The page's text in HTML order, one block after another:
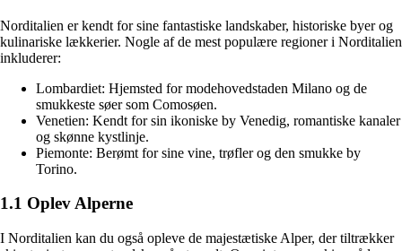
Norditalien er kendt for sine fantastiske landskaber, historiske byer og
kulinariske lækkerier. Nogle af de mest populære regioner i Norditalien
inkluderer:
Lombardiet: Hjemsted for modehovedstaden Milano og de
smukkeste søer som Comosøen.
Venetien: Kendt for sin ikoniske by Venedig, romantiske kanaler
og skønne kystlinje.
Piemonte: Berømt for sine vine, trøfler og den smukke by
Torino.
1.1 Oplev Alperne
I Norditalien kan du også opleve de majestætiske Alper, der tiltrækker